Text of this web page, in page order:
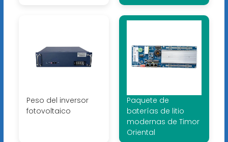
Peso del inversor
fotovoltaico
Paquete de
baterías de litio
modernas de Timor
Oriental